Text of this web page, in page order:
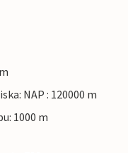
NAP : 120000 m
1000 m